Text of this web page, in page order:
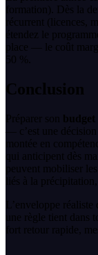
formation). Dès la
récurrent (licences,
étendez le
place — le coût
50 %.
Conclusion
Préparer son budget
— c’est une
montée en
qui anticipent dès
peuvent mobiliser
liés à la
L’enveloppe
une règle tient dans
fort retour rapide,